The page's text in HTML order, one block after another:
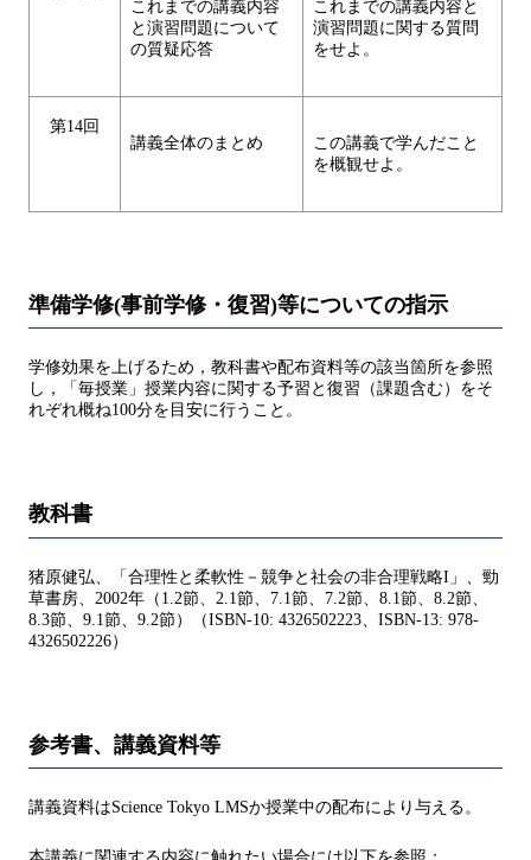
これまでの講義内容
と演習問題について
の質疑応答
これまでの講義内容と
演習問題に関する質問
をせよ。
第14回
講義全体のまとめ
この講義で学んだこと
を概観せよ。
準備学修(事前学修・復習)等についての指示
学修効果を上げるため，教科書や配布資料等の該当箇所を参照
し，「毎授業」授業内容に関する予習と復習（課題含む）をそ
れぞれ概ね100分を目安に行うこと。
教科書
猪原健弘、「合理性と柔軟性－競争と社会の非合理戦略I」、勁
草書房、2002年（1.2節、2.1節、7.1節、7.2節、8.1節、8.2節、
8.3節、9.1節、9.2節）（ISBN-10: 4326502223、ISBN-13: 978-
4326502226）
参考書、講義資料等
講義資料はScience Tokyo LMSか授業中の配布により与える。